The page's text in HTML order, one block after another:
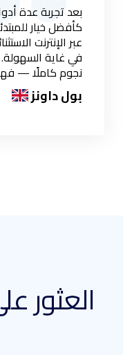
كأفضل خيار
عبر الإنترنت
نجوم كاملًا —
بول داونز
العثور